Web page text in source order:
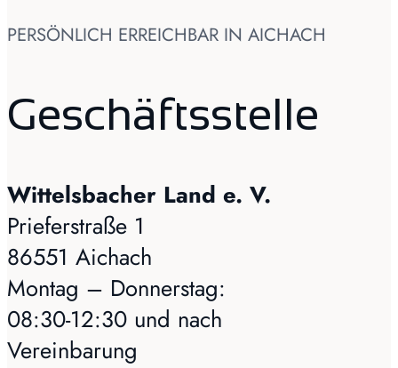
PERSÖNLICH ERREICHBAR IN AICHACH
Geschäftsstelle
Wittelsbacher Land e. V.
Prieferstraße 1
86551 Aichach
Montag – Donnerstag:
08:30-12:30 und nach
Vereinbarung